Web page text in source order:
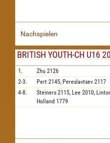
Nachspielen
BRITISH YOUTH-CH U16
1. Zhu 2126
2-3.
Pert 2145, Pereslavtsev 2117
4-8.
Steiners 2115, Lee 2010,
Holland 1779